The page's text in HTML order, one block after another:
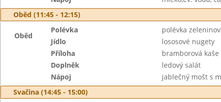
Oběd (11:45 - 12:15)
Oběd
Polévka
polévka
Jídlo
lososové nugety
Příloha
bramborová kaše
Doplněk
ledový salát
Nápoj
jablečný mošt s
Svačina (14:45 - 15:00)